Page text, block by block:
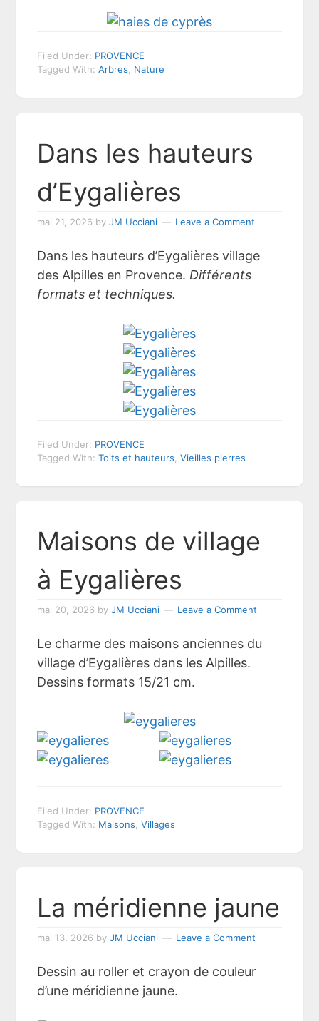
Filed Under: PROVENCE
Tagged With:Arbres, Nature
Dans les hauteurs
d’Eygalières
mai 21, 2026 byJM Ucciani Leave a Comment
Dans les hauteurs d’Eygalières village
des Alpilles en Provence. Différents
formats et techniques.
Filed Under: PROVENCE
Tagged With:Toits et hauteurs ,Vieilles pierres
Maisons de village
à Eygalières
mai 20, 2026 byJM Ucciani Leave a Comment
Le charme des maisons anciennes du
village d’Eygalières dans les Alpilles.
Dessins formats 15/21 cm.
Filed Under: PROVENCE
Tagged With: Maisons ,Villages
La méridienne jaune
mai 13, 2026 byJM Ucciani Leave a Comment
Dessin au roller et crayon de couleur
d’une méridienne jaune.